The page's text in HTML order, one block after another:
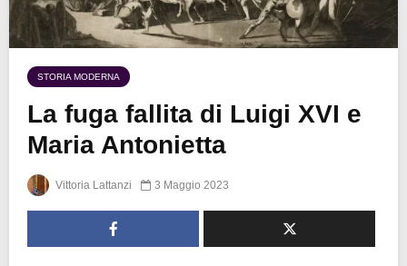
STORIA MODERNA
La fuga fallita di Luigi XVI e
Maria Antonietta
Vittoria Lattanzi 3 Maggio 2023